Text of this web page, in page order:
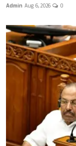
Admin Aug 6, 2026 0